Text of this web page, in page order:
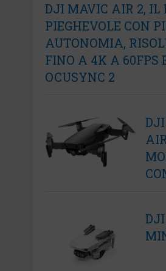
DJI MAVIC AIR 2, IL
PIEGHEVOLE CON
AUTONOMIA,
FINO A 4K A 60FPS
OCUSYNC 2